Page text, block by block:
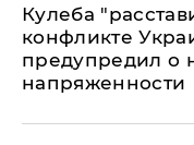
Кулеба
конфликте
предупредил о
напряженности